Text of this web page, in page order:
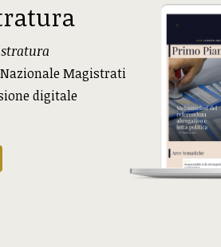
Magistrati
digitale